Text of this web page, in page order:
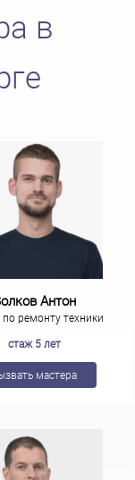
в
Антон
по ремонту техники
стаж 5 лет
мастера